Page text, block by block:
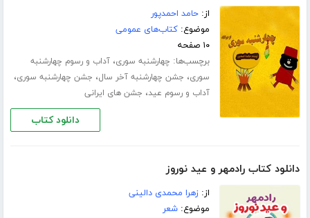
از:حامد احمدپور
موضوع:کتاب‌های عمومی
۱۰ صفحه
برچسب‌ها: چهارشنبه سوری،آداب و رسوم چهارشنبه
سوری، جشن چهارشنبه آخر سال، جشن چهارشنبه سوری،
آداب و رسوم عید، جشن های ایرانی
دانلود کتاب
دانلود کتاب رادمهر و عید نوروز
از:زهرا محمدی دالینی
موضوع:شعر